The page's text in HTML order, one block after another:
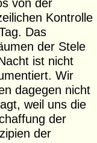
von der
Kontrolle
Das
der Stele
ist nicht
Wir
dagegen nicht
weil uns die
der
der